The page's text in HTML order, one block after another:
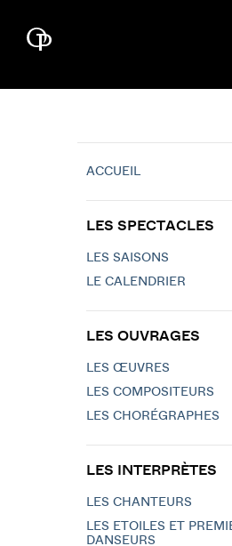
ACCUEIL
LES SPECTACLES
LES SAISONS
LE CALENDRIER
LES OUVRAGES
LES ŒUVRES
LES COMPOSITEURS
LES CHORÉGRAPHES
LES INTERPRÈTES
LES CHANTEURS
LES ETOILES ET
DANSEURS